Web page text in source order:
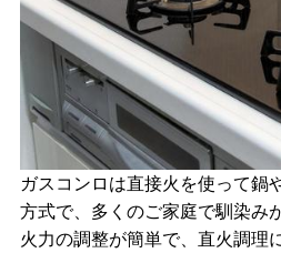
ガスコンロ は直接火を使って鍋
方式で、多くのご家庭で馴染み
火力の調整が簡単で、直火調理